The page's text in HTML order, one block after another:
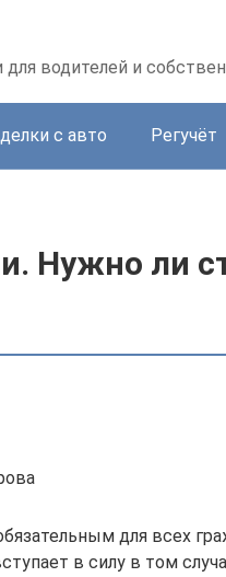
водителей и
с авто Регучёт
Нужно ли
для всех
в силу в том